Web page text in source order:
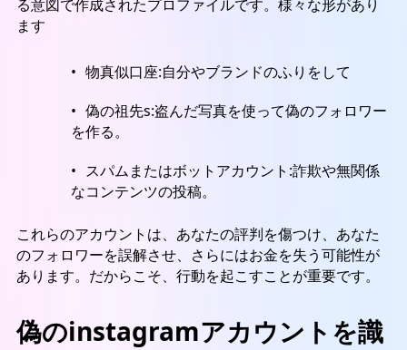
る意図で作成されたプロファイルです。様々な形があり
ます
物真似口座:自分やブランドのふりをして
偽の祖先s:盗んだ写真を使って偽のフォロワー
を作る。
スパムまたはボットアカウント :詐欺や無関係
なコンテンツの投稿。
これらのアカウントは、あなたの評判を傷つけ、あなた
のフォロワーを誤解させ、さらにはお金を失う可能性が
あります。だからこそ、行動を起こすことが重要です。
偽のinstagramアカウントを識